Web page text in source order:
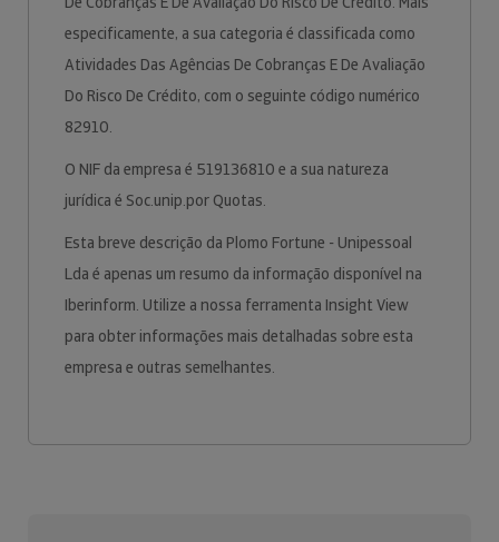
especificamente, a sua categoria é classificada como
Atividades Das Agências De Cobranças E De Avaliação
Do Risco De Crédito, com o seguinte código numérico
82910.
O NIF da empresa é 519136810 e a sua natureza
jurídica é Soc.unip.por Quotas.
Esta breve descrição da Plomo Fortune - Unipessoal
Lda é apenas um resumo da informação disponível na
Iberinform. Utilize a nossa ferramenta Insight View
para obter informações mais detalhadas sobre esta
empresa e outras semelhantes.